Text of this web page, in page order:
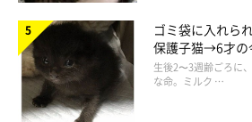
ゴミ袋に入れら
保護子猫→6才
美しい黒猫に成
生後2〜3週齢ごろに
な命。ミルク …